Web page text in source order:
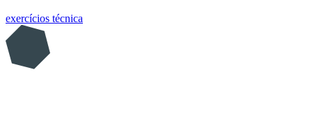
exercícios técnica